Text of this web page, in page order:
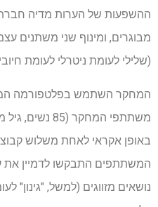
ההשפעות של הערות מדיה
(שלילי לעומת ניטרלי לעומת
באופן אקראי לאחת משלוש
המשתתפים התבקשו לדמיין את
נושאים מזווגים (למשל, "גינון"